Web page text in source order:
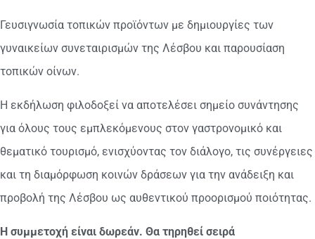
Γευσιγνωσία τοπικών προϊόντων με δημιουργίες των
γυναικείων συνεταιρισμών της Λέσβου και παρουσίαση
τοπικών οίνων.
Η εκδήλωση φιλοδοξεί να αποτελέσει σημείο συνάντησης
για όλους τους εμπλεκόμενους στον γαστρονομικό και
θεματικό τουρισμό, ενισχύοντας τον διάλογο, τις συνέργειες
και τη διαμόρφωση κοινών δράσεων για την ανάδειξη και
προβολή της Λέσβου ως αυθεντικού προορισμού ποιότητας.
Η συμμετοχή είναι δωρεάν. Θα τηρηθεί σειρά